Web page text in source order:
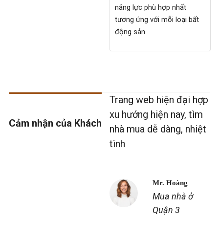
năng lực phù hợp nhất
tương ứng với mỗi loại bất
động sản.
Cảm nhận của Khách
Trang web hiện đại hợp
xu hướng hiện nay, tìm
nhà mua dễ dàng, nhiệt
tình
Mr. Hoàng
Mua nhà ở
Quận 3